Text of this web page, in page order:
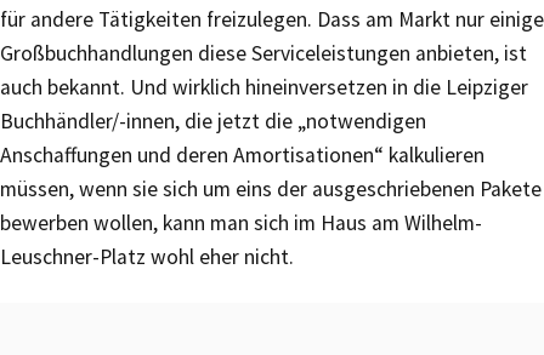
für andere Tätigkeiten freizulegen. Dass am Markt nur einige
Großbuchhandlungen diese Serviceleistungen anbieten, ist
auch bekannt. Und wirklich hineinversetzen in die Leipziger
Buchhändler/-innen, die jetzt die „notwendigen
Anschaffungen und deren Amortisationen“ kalkulieren
müssen, wenn sie sich um eins der ausgeschriebenen Pakete
bewerben wollen, kann man sich im Haus am Wilhelm-
Leuschner-Platz wohl eher nicht.